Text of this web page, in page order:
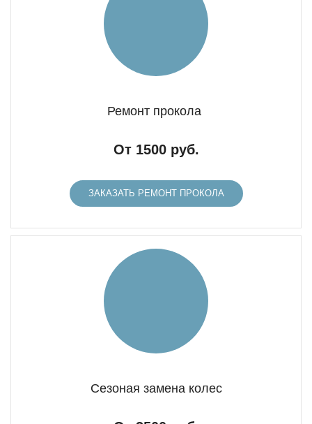
Ремонт прокола
От 1500 руб.
ЗАКАЗАТЬ РЕМОНТ ПРОКОЛА
Сезоная замена колес